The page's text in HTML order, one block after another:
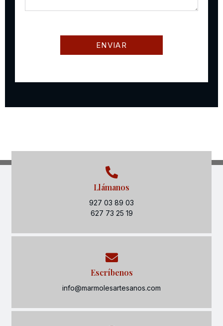
Llámanos
927 03 89 03
627 73 25 19
Escríbenos
info@marmolesartesanos.com